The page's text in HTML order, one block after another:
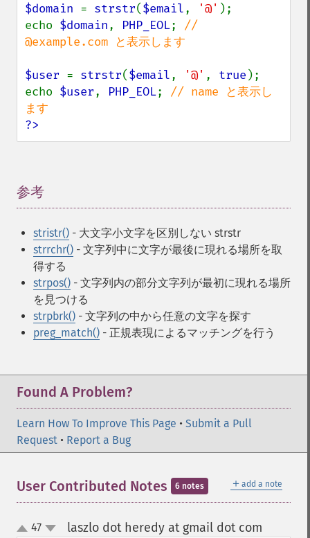
$domain = strstr($email, '@' );
echo $domain, PHP_EOL; //
@example.com と表示します
$user = strstr($email, '@' , true );
echo $user, PHP_EOL; // name と表示し
?>
参考
stristr() - 大文字小文字を区別しない strstr
strrchr() - 文字列中に文字が最後に現れる場所を取
得する
strpos() - 文字列内の部分文字列が最初に現れる場所
を見つける
strpbrk() - 文字列の中から任意の文字を探す
preg_match() - 正規表現によるマッチングを行う
Found A Problem?
Learn How To Improve This Page • Submit a Pull
Request • Report a Bug
＋ add a note
User Contributed Notes 6 notes
up47 laszlo dot heredy at gmail dot com